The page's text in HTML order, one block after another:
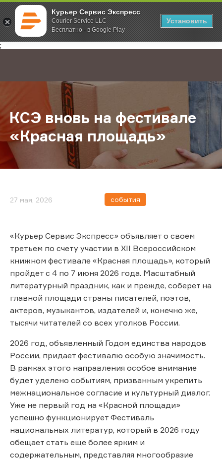
Курьер Сервис Экспресс
Courier Service LLC
Бесплатно - в Google Play
Установить
;
Главная О компании Новости КСЭ вновь на фестивале
КСЭ вновь на фестивале
«Красная площадь»
27 мая, 2026 события
«Курьер Сервис Экспресс» объявляет о своем
третьем по счету участии в XII Всероссийском
книжном фестивале «Красная площадь», который
пройдет с 4 по 7 июня 2026 года. Масштабный
литературный праздник, как и прежде, соберет на
главной площади страны писателей, поэтов,
актеров, музыкантов, издателей и, конечно же,
тысячи читателей со всех уголков России.
2026 год, объявленный Годом единства народов
России, придает фестивалю особую значимость.
В рамках этого направления особое внимание
будет уделено событиям, призванным укрепить
межнациональное согласие и культурный диалог.
Уже не первый год на «Красной площади»
успешно функционирует Фестиваль
национальных литератур, который в 2026 году
обещает стать еще более ярким и
содержательным, представляя многообразие